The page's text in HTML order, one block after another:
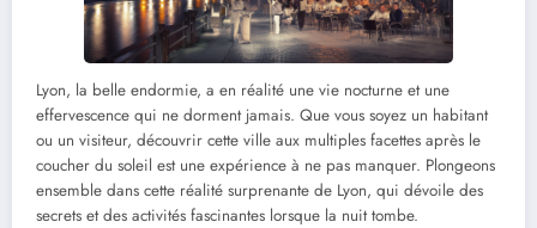
Lyon, la belle endormie, a en réalité une vie nocturne et une
effervescence qui ne dorment jamais. Que vous soyez un habitant
ou un visiteur, découvrir cette ville aux multiples facettes après le
coucher du soleil est une expérience à ne pas manquer. Plongeons
ensemble dans cette réalité surprenante de Lyon, qui dévoile des
secrets et des activités fascinantes lorsque la nuit tombe.